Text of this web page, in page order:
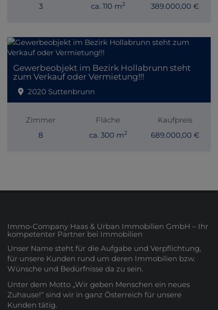
3
ca. 110 m2
389.000,00 €
Gewerbeobjekt im Bezirk Hollabrunn steht
zum Verkauf oder Vermietung!!!
2020 Suttenbrunn
Zimmer
8
Fläche
ca. 300 m2
Kaufpreis
689.000,00 €
Immo-Company Haas & Urban Immobilien GmbH – Ihr
kompetenter Partner bei Immobilien
Unser Name steht für die Aufgabe und Verpflichtung,
für unsere Kunden rund um deren Immobilien bzw.
Wünsche und Bedürfnisse da zu sein.
Unter dem Motto „Wir geben Menschen ein neues
Zuhause!“ sind wir in ganz Österreich für unsere
Kunden tätig.